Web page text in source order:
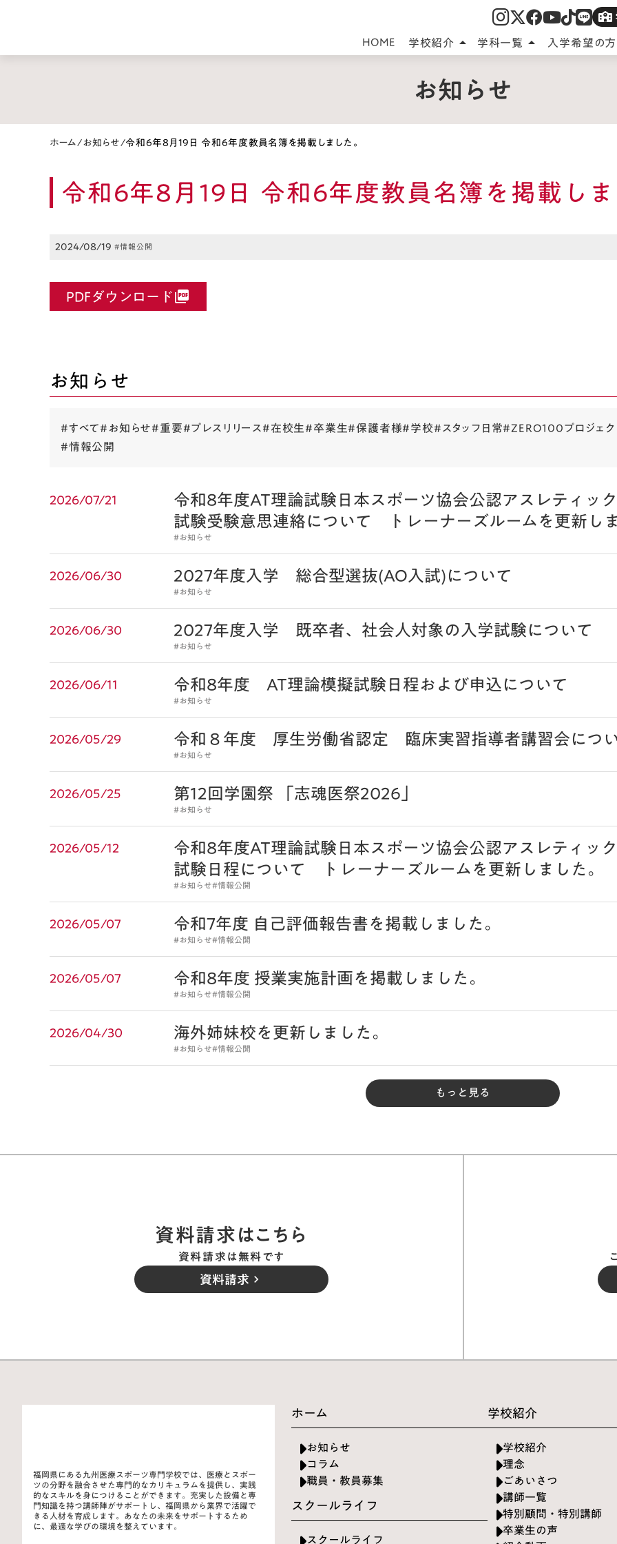
お知らせ
ホーム/お知らせ/令和6年8月19日 令和6年度教員名簿を掲載しました。
令和6年8月19日 令和6年度教員名簿を掲載しま
2024/08/19 #情報公開
PDFダウンロードpicture_as_pdf
お知らせ
#すべて#お知らせ#重要#プレスリリース#在校生#卒業生#保護者様#学校#スタッフ日常#ZERO100プロジェク
#情報公開
2026/07/21 令和8年度AT理論試験日本スポーツ協会公認アスレティッ
試験受験意思連絡について トレーナーズルームを更新し
#お知らせ
2026/06/30 2027年度入学 総合型選抜(AO入試)について
#お知らせ
2026/06/30 2027年度入学 既卒者、社会人対象の入学試験について
#お知らせ
2026/06/11 令和8年度 AT理論模擬試験日程および申込について
#お知らせ
2026/05/29 令和８年度 厚生労働省認定 臨床実習指導者講習会につ
#お知らせ
2026/05/25 第12回学園祭 「志魂医祭2026」
#お知らせ
2026/05/12 令和8年度AT理論試験日本スポーツ協会公認アスレティッ
試験日程について トレーナーズルームを更新しました。
#お知らせ#情報公開
2026/05/07 令和7年度 自己評価報告書を掲載しました。
#お知らせ#情報公開
2026/05/07 令和8年度 授業実施計画を掲載しました。
#お知らせ#情報公開
2026/04/30 海外姉妹校を更新しました。
#お知らせ#情報公開
もっと見る
資料請求はこちら
資料請求は無料です
資料請求 keyboard_arrow_right
学校紹介 arrow_drop_up 学科一覧 arrow_drop_up 入学希望の
HOME
福岡県にある九州医療スポーツ専門学校では、医療とスポー
ツの分野を融合させた専門的なカリキュラムを提供し、実践
的なスキルを身につけることができます。充実した設備と専
門知識を持つ講師陣がサポートし、福岡県から業界で活躍で
きる人材を育成します。あなたの未来をサポートするため
に、最適な学びの環境を整えています。
ホーム
お知らせ
コラム
職員・教員募集
スクールライフ
学校紹介
学校紹介
理念
ごあいさつ
講師一覧
特別顧問・特別講師
卒業生の声